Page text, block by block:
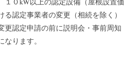
る認定事業者の変更（相続を除く）
更認定申請の前に説明会・事前周知
ります。